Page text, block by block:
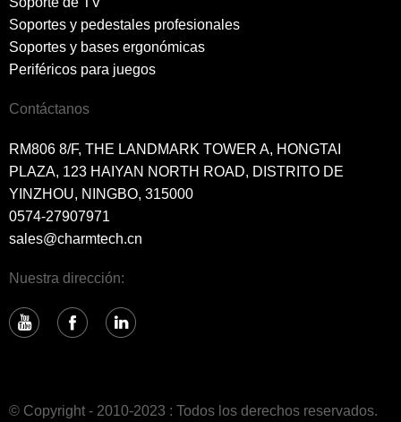
Soportes y pedestales profesionales
Soportes y bases ergonómicas
Periféricos para juegos
Contáctanos
RM806 8/F, THE LANDMARK TOWER A, HONGTAI
PLAZA, 123 HAIYAN NORTH ROAD, DISTRITO DE
YINZHOU, NINGBO, 315000
0574-27907971
sales@charmtech.cn
Nuestra dirección:
© Copyright - 2010-2023 : Todos los derechos reservados.